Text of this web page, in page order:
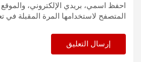
احفظ اسمي، بريدي الإلكتروني، والموقع
المتصفح لاستخدامها المرة المقبلة في